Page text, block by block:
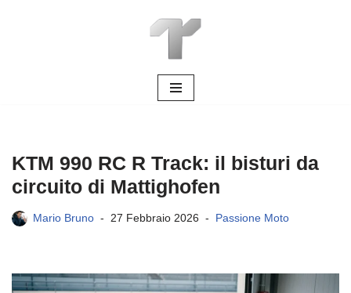
KTM 990 RC R Track: il bisturi da
circuito di Mattighofen
Mario Bruno 27 Febbraio 2026 Passione Moto